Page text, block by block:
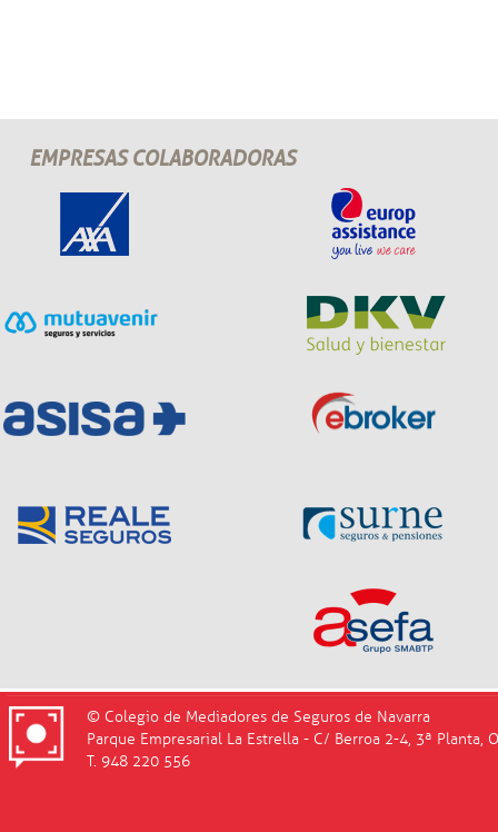
EMPRESAS COLABORADORAS
© Colegio de Mediadores de Seguros de Navarra
Parque Empresarial La Estrella - C/ Berroa 2-4, 3ª Planta,
T. 948 220 556